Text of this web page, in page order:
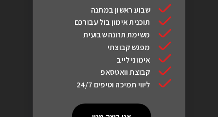
שבוע ראשון במתנה
תוכנית אימון בול עבורכם
משימת תזונה שבועית
מפגש קבוצתי
אימוני לייב
קבוצת וואטסאפ
ליווי תמיכה וטיפים 24/7